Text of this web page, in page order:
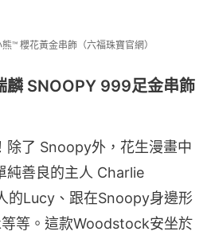
™ 櫻花黃金串飾（六福珠寶官網）
麟 SNOOPY 999足金串飾
除了 Snoopy外，花生漫畫中
純善良的主人 Charlie
的Lucy、跟在Snoopy身邊形
等。這款Woodstock安坐於